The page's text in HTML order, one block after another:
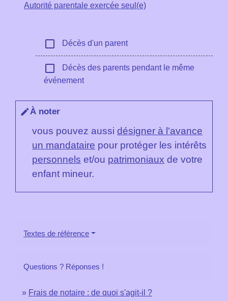
Autorité parentale exercée seul(e)
check_box_outline_blank Décès d'un parent
check_box_outline_blank
Décès des parents pendant le même
événement
editÀ noter
vous pouvez aussi désigner à l'avance
un mandataire pour protéger les intérêts
personnels et/ou patrimoniaux de votre
enfant mineur.
Textes de référence
Questions ? Réponses !
Frais de notaire : de quoi s'agit-il ?